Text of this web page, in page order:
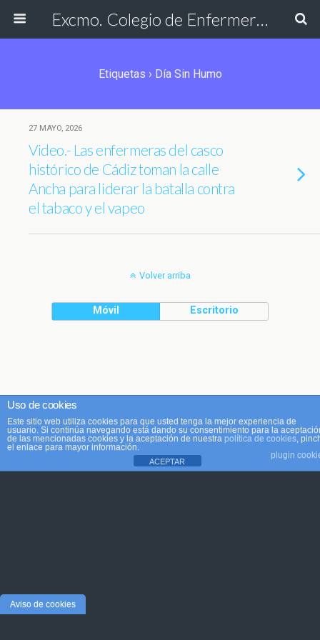
Excmo. Colegio de Enfermería de Cádiz
Etiquetas › Día Sin Humo
27 MAYO, 2026
Video.- Las enfermeras del casco
histórico de Cádiz toman la calle
Ancha para liderar la batalla contra
el tabaco y el vapeo
Volver arriba
Móvil Escritorio
Uso de cookies
Este sitio web utiliza cookies para que usted tenga la mejor experiencia de
usuario. Si continúa navegando está dando su consentimiento para la
de las mencionadas cookies y la aceptación de nuestra política de cookies,
el enlace para mayor información.
plugin
ACEPTAR
Aviso de cookies